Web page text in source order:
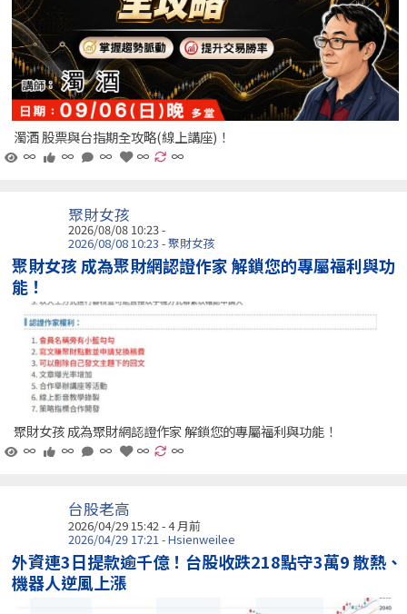
濁酒 股票與台指期全攻略(線上講座)！
∞
∞ ∞ ∞ ∞
聚財女孩
2026/08/08 10:23 -
2026/08/08 10:23 - 聚財女孩
聚財女孩 成為聚財網認證作家 解鎖您的專屬福利與功
能！
聚財女孩 成為聚財網認證作家 解鎖您的專屬福利與功能！
∞
∞ ∞ ∞ ∞
台股老高
2026/04/29 15:42 - 4 月前
2026/04/29 17:21 - Hsienweilee
外資連3日提款逾千億！台股收跌218點守3萬9 散熱、
機器人逆風上漲